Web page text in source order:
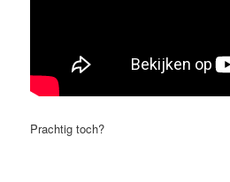
Prachtig toch?